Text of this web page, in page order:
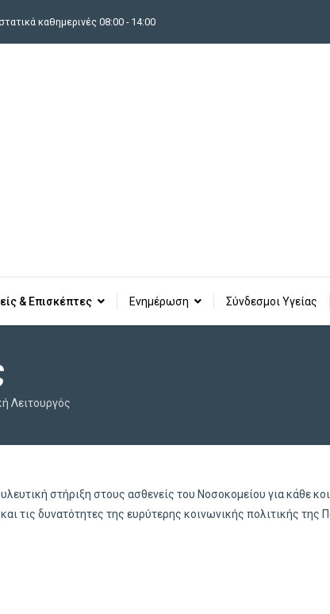
καθημερινές 08:00 - 14:00
& Επισκέπτες Ενημέρωση Σύνδεσμοι Υγείας
Λειτουργός
στήριξη στους ασθενείς του Νοσοκομείου για κάθε
τις δυνατότητες της ευρύτερης κοινωνικής πολιτικής της